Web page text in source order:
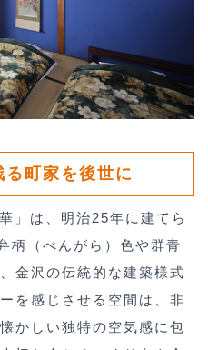
町家を後世に
」は、明治25年に建てら
柄（べんがら）色や群青
金沢の伝統的な建築様式
を感じさせる空間は、非
かしい独特の空気感に包